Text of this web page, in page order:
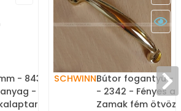
- 843.17 -
-
SCHWINNBútor fogantyú -
- 2342 - Fényes
Zamak fém